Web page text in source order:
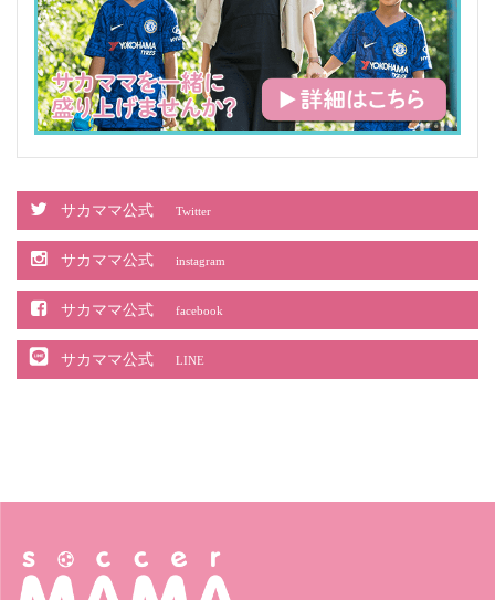
サカママ公式 Twitter
サカママ公式 instagram
サカママ公式 facebook
サカママ公式 LINE